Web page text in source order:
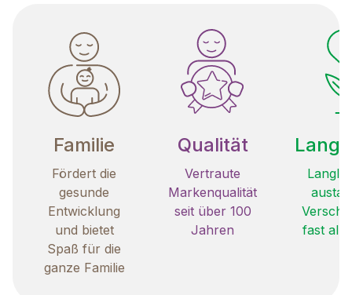
Familie
Fördert die
gesunde
Entwicklung
und bietet
Spaß für die
ganze Familie
Qualität
Vertraute
Markenqualität
seit über 100
Jahren
fast